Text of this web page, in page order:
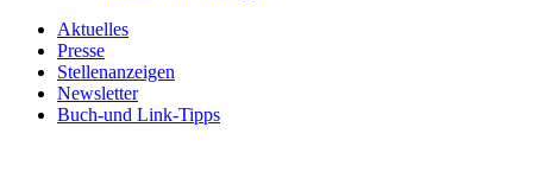
Aktuelles
Presse
Stellenanzeigen
Newsletter
Buch-und Link-Tipps